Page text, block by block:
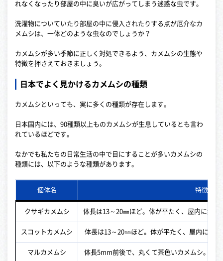
れなくなったり部屋の中に臭いが広がってしまう迷惑な虫です。
洗濯物についていたり部屋の中に侵入されたりする点が厄介なカ
メムシは、一体どのような虫なのでしょうか？
カメムシが多い季節に正しく対処できるよう、カメムシの生態や
特徴を押さえておきましょう。
日本でよく見かけるカメムシの種類
カメムシといっても、実に多くの種類が存在します。
日本国内には、90種類以上ものカメムシが生息しているとも言わ
れているほどです。
なかでも私たちの日常生活の中で目にすることが多いカメムシの
種類には、以下のような種類があります。
個体名 特徴
クサギカメムシ 体長は13～20㎜ほど。体が平たく、屋内に集
スコットカメムシ 体長は13～20㎜ほど。体が平たく、屋内に集
マルカメムシ 体長5mm前後で、丸くて茶色いカメムシ。日